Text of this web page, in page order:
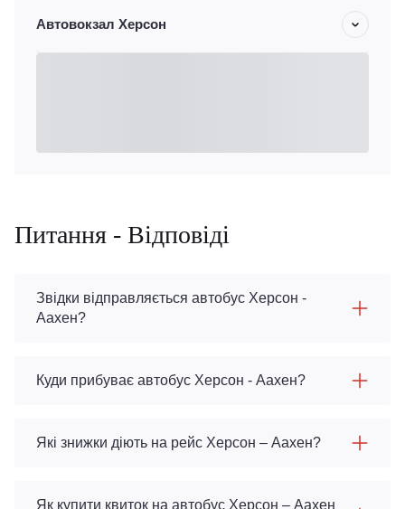
Автовокзал Херсон
Питання - Відповіді
Звідки відправляється автобус Херсон -
Аахен?
Куди прибуває автобус Херсон - Аахен?
Які знижки діють на рейс Херсон – Аахен?
Як купити квиток на автобус Херсон – Аахен